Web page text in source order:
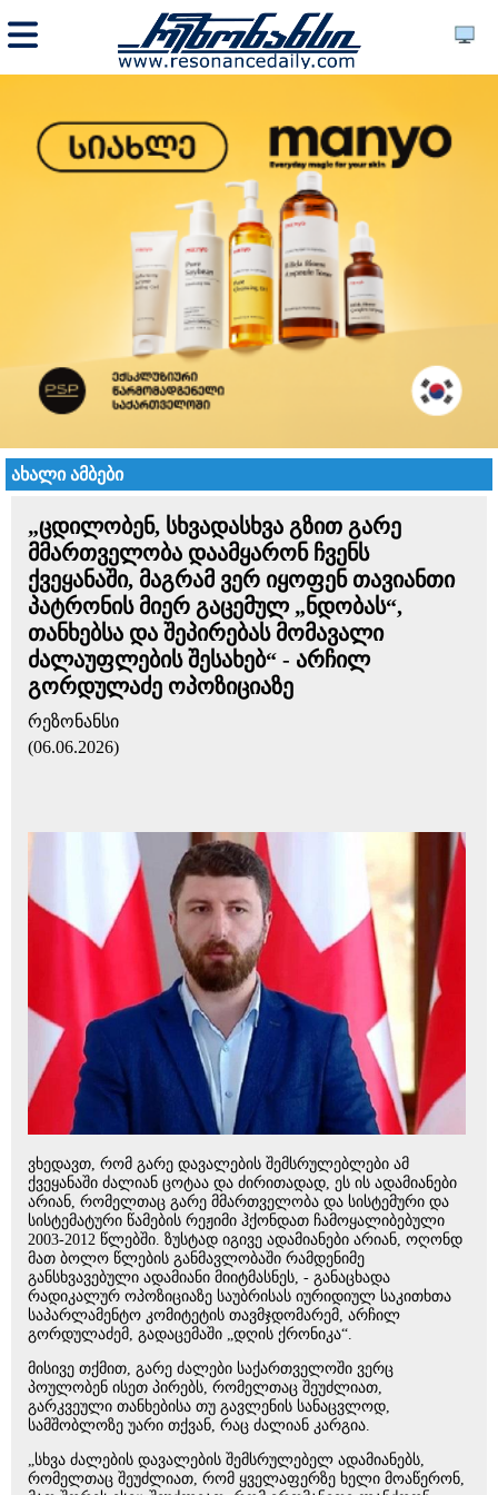
ახალი ამბები
„ცდილობენ, სხვადასხვა გზით გარე
მმართველობა დაამყარონ ჩვენს
ქვეყანაში, მაგრამ ვერ იყოფენ თავიანთი
პატრონის მიერ გაცემულ „ნდობას“,
თანხებსა და შეპირებას მომავალი
ძალაუფლების შესახებ“ - არჩილ
გორდულაძე ოპოზიციაზე
რეზონანსი
(06.06.2026)
ვხედავთ, რომ გარე დავალების შემსრულებლები ამ
ქვეყანაში ძალიან ცოტაა და ძირითადად, ეს ის ადამიანები
არიან, რომელთაც გარე მმართველობა და სისტემური და
სისტემატური წამების რეჟიმი ჰქონდათ ჩამოყალიბებული
2003-2012 წლებში. ზუსტად იგივე ადამიანები არიან, ოღონდ
მათ ბოლო წლების განმავლობაში რამდენიმე
განსხვავებული ადამიანი მიიტმასნეს, - განაცხადა
რადიკალურ ოპოზიციაზე საუბრისას იურიდიულ საკითხთა
საპარლამენტო კომიტეტის თავმჯდომარემ, არჩილ
გორდულაძემ, გადაცემაში „დღის ქრონიკა“.
მისივე თქმით, გარე ძალები საქართველოში ვერც
პოულობენ ისეთ პირებს, რომელთაც შეუძლიათ,
გარკვეული თანხებისა თუ გავლენის სანაცვლოდ,
სამშობლოზე უარი თქვან, რაც ძალიან კარგია.
„სხვა ძალების დავალების შემსრულებელ ადამიანებს,
რომელთაც შეუძლიათ, რომ ყველაფერზე ხელი მოაწერონ,